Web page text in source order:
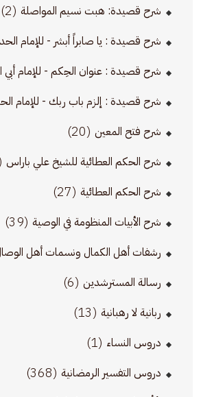
شرح قصيدة: هبت نسيم المواصلة (2)
شرح قصيدة : يا صابراً أبشر - للإمام
شرح قصيدة : عنوان الحِكم - للإمام أبي
شرح قصيدة : إلزم باب ربك - للإمام
شرح فتح المعين (20)
شرح الحكم العطائية للشيخ علي باراس
شرح الحكم العطائية (27)
شرح الأبيات المنظومة في الوصية (39)
رشفات أهل الكمال ونسمات أهل
رسالة المسترشدين (6)
ربانية لا رهبانية (13)
دروس النساء (1)
دروس التفسير الرمضانية (368)